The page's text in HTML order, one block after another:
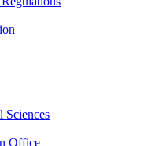
Sciences
Office